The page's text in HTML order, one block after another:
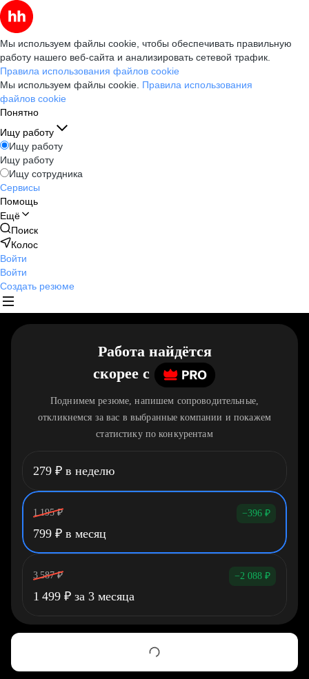
Мы используем файлы cookie, чтобы обеспечивать правильную
работу нашего веб-сайта и анализировать сетевой трафик.
Правила использования файлов cookie
Мы используем файлы cookie. Правила использования
файлов cookie
Понятно
Ищу работу
Ищу работу
Ищу работу
Ищу сотрудника
Сервисы
Помощь
Ещё
Поиск
Колос
Войти
Войти
Создать резюме
Работа найдётся
скорее c
Поднимем резюме, напишем сопроводительные,
откликнемся за вас в выбранные компании и покажем
статистику по конкурентам
279 ₽ в неделю
1 195 ₽ −396 ₽
799 ₽ в месяц
3 587 ₽ −2 088 ₽
1 499 ₽ за 3 месяца